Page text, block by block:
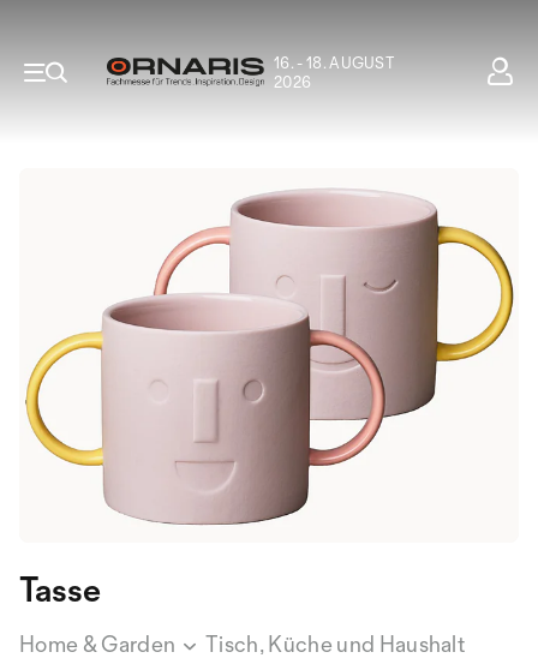
16. - 18. AUGUST
2026
Tasse
Home & Garden
Tisch, Küche und Haushalt